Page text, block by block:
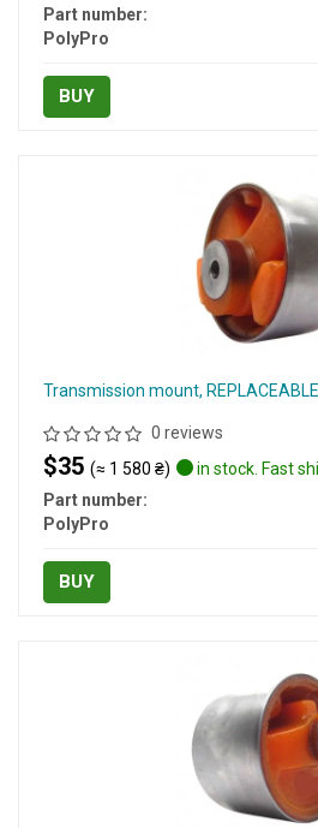
Part number:
PolyPro
BUY
Transmission mount, REPLACEABLE
0 reviews
$35 (≈ 1 580 ₴)
in stock. Fast
Part number:
PolyPro
BUY